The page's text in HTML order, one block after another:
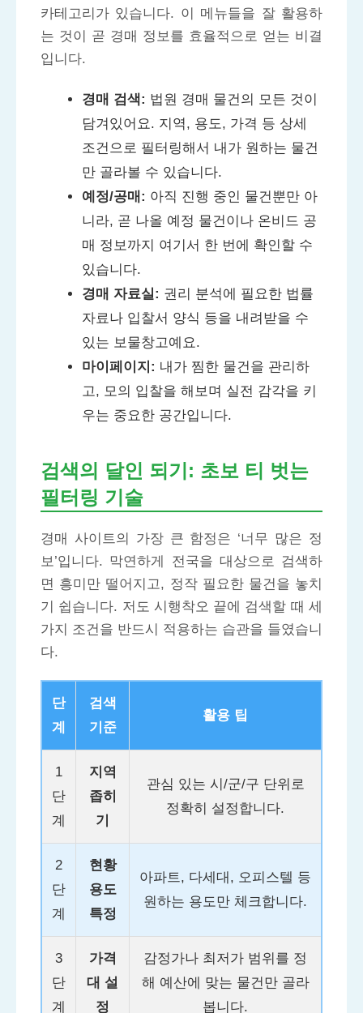
카테고리가 있습니다. 이 메뉴들을 잘 활용하
는 것이 곧 경매 정보를 효율적으로 얻는 비결
입니다.
경매 검색: 법원 경매 물건의 모든 것이
담겨있어요. 지역, 용도, 가격 등 상세
조건으로 필터링해서 내가 원하는 물건
만 골라볼 수 있습니다.
예정/공매: 아직 진행 중인 물건뿐만 아
니라, 곧 나올 예정 물건이나 온비드 공
매 정보까지 여기서 한 번에 확인할 수
있습니다.
경매 자료실: 권리 분석에 필요한 법률
자료나 입찰서 양식 등을 내려받을 수
있는 보물창고예요.
마이페이지: 내가 찜한 물건을 관리하
고, 모의 입찰을 해보며 실전 감각을 키
우는 중요한 공간입니다.
검색의 달인 되기: 초보 티 벗는
필터링 기술
경매 사이트의 가장 큰 함정은 ‘너무 많은 정
보’입니다. 막연하게 전국을 대상으로 검색하
면 흥미만 떨어지고, 정작 필요한 물건을 놓치
기 쉽습니다. 저도 시행착오 끝에 검색할 때 세
가지 조건을 반드시 적용하는 습관을 들였습니
다.
단
계
검색
기준
활용 팁
1
단
계
지역
좁히
기
관심 있는 시/군/구 단위로
정확히 설정합니다.
2
단
계
현황
용도
특정
아파트, 다세대, 오피스텔 등
원하는 용도만 체크합니다.
3
단
계
가격
대 설
정
감정가나 최저가 범위를 정
해 예산에 맞는 물건만 골라
봅니다.